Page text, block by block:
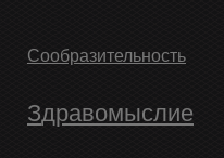
Сообразительность
здравомыслие